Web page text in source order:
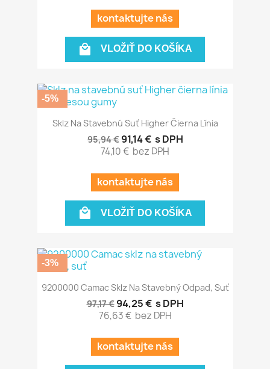
kontaktujte nás
 VLOŽIŤ DO KOŠÍKA
Sklz Na Stavebnú Suť Higher Čierna Línia
95,94 € 91,14 € s DPH
74,10 € bez DPH
kontaktujte nás
 VLOŽIŤ DO KOŠÍKA
-5%
9200000 Camac Sklz Na Stavebný Odpad, Suť
97,17 € 94,25 € s DPH
76,63 € bez DPH
kontaktujte nás
-3%